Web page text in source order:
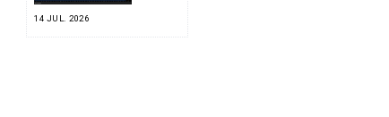
14 JUL. 2026